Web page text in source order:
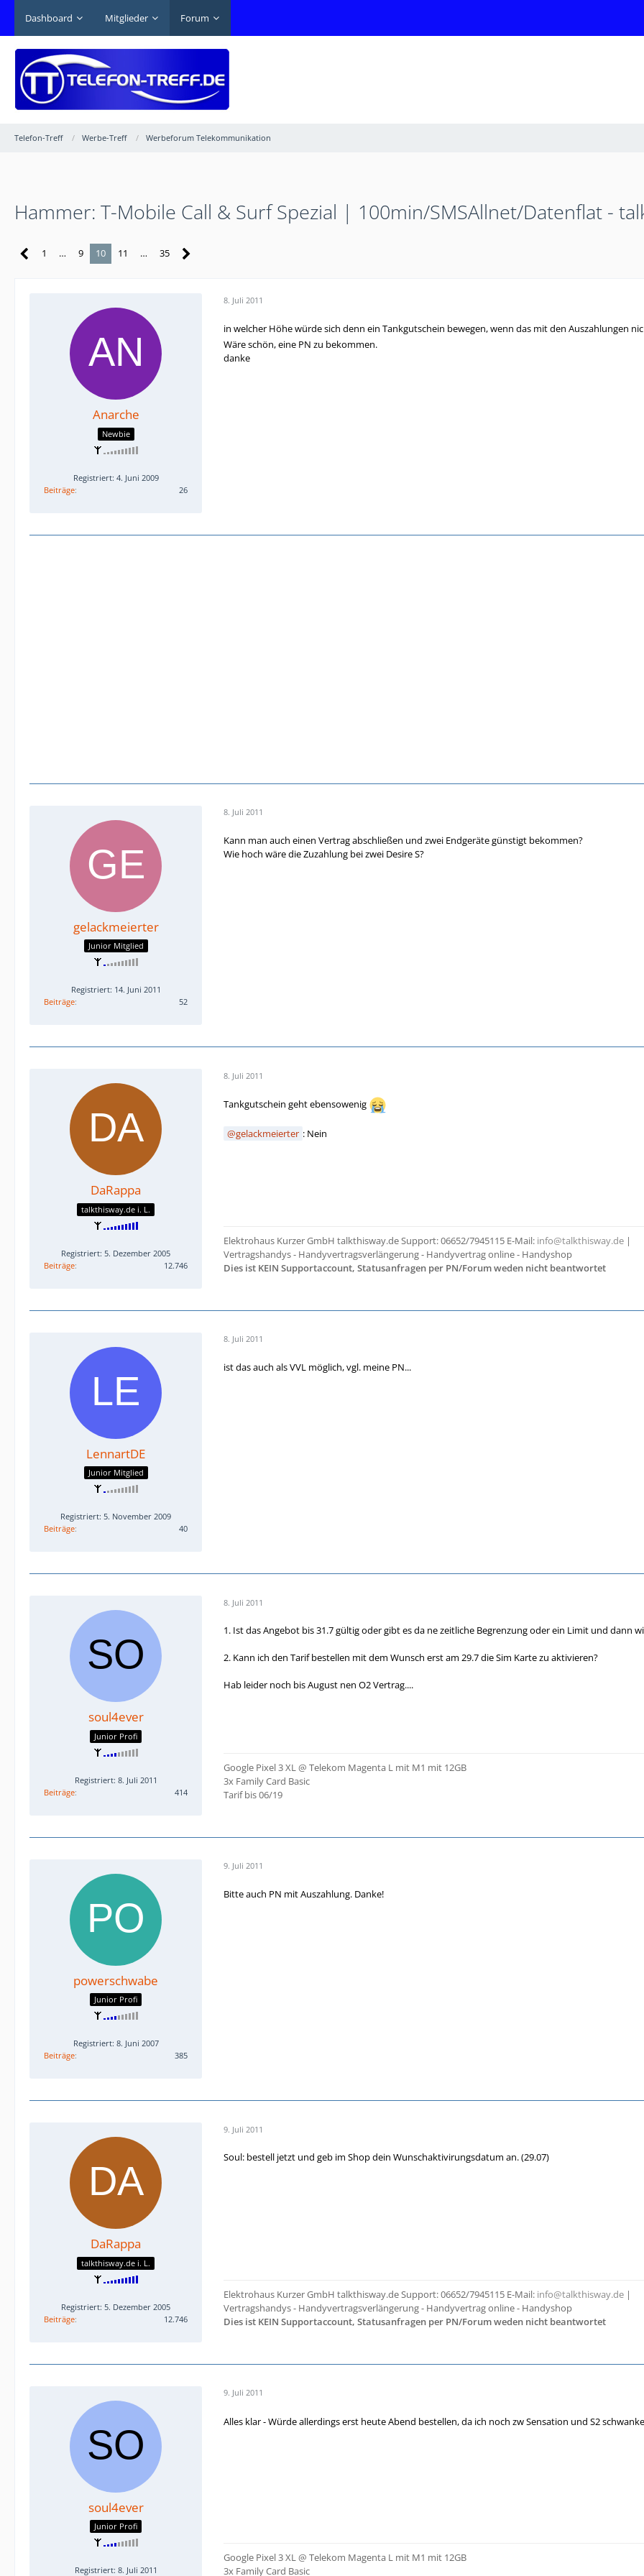
Dashboard Mitglieder Forum
Telefon-Treff Werbe-Treff Werbeforum Telekommunikation
Hammer: T-Mobile Call & Surf Spezial | 100min/SMSAllnet/Datenflat -
1 … 9 10 11 … 35
Anarche
Newbie
Registriert: 4. Juni 2009
Beiträge
26
8. Juli 2011
in welcher Höhe würde sich denn ein Tankgutschein bewegen, wenn das mit den Auszahlungen
Wäre schön, eine PN zu bekommen.
danke
gelackmeierter
Junior Mitglied
Registriert: 14. Juni 2011
Beiträge
52
8. Juli 2011
Kann man auch einen Vertrag abschließen und zwei Endgeräte günstigt bekommen?
Wie hoch wäre die Zuzahlung bei zwei Desire S?
DaRappa
talkthisway.de i. L.
Registriert: 5. Dezember 2005
Beiträge
12.746
8. Juli 2011
Tankgutschein geht ebensowenig
gelackmeierter : Nein
Elektrohaus Kurzer GmbH talkthisway.de Support: 06652/7945115 E-Mail: info@talkthisway.de |
Vertragshandys - Handyvertragsverlängerung - Handyvertrag online - Handyshop
Dies ist KEIN Supportaccount, Statusanfragen per PN/Forum weden nicht beantwortet
LennartDE
Junior Mitglied
Registriert: 5. November 2009
Beiträge
40
8. Juli 2011
ist das auch als VVL möglich, vgl. meine PN...
soul4ever
Junior Profi
Registriert: 8. Juli 2011
Beiträge
414
8. Juli 2011
1. Ist das Angebot bis 31.7 gültig oder gibt es da ne zeitliche Begrenzung oder ein Limit und dann
2. Kann ich den Tarif bestellen mit dem Wunsch erst am 29.7 die Sim Karte zu aktivieren?
Hab leider noch bis August nen O2 Vertrag....
Google Pixel 3 XL @ Telekom Magenta L mit M1 mit 12GB
3x Family Card Basic
Tarif bis 06/19
powerschwabe
Junior Profi
Registriert: 8. Juni 2007
Beiträge
385
9. Juli 2011
Bitte auch PN mit Auszahlung. Danke!
DaRappa
talkthisway.de i. L.
Registriert: 5. Dezember 2005
Beiträge
12.746
9. Juli 2011
Soul: bestell jetzt und geb im Shop dein Wunschaktivirungsdatum an. (29.07)
Elektrohaus Kurzer GmbH talkthisway.de Support: 06652/7945115 E-Mail: info@talkthisway.de |
Vertragshandys - Handyvertragsverlängerung - Handyvertrag online - Handyshop
Dies ist KEIN Supportaccount, Statusanfragen per PN/Forum weden nicht beantwortet
soul4ever
Junior Profi
Registriert: 8. Juli 2011
9. Juli 2011
Alles klar - Würde allerdings erst heute Abend bestellen, da ich noch zw Sensation und S2
Google Pixel 3 XL @ Telekom Magenta L mit M1 mit 12GB
3x Family Card Basic